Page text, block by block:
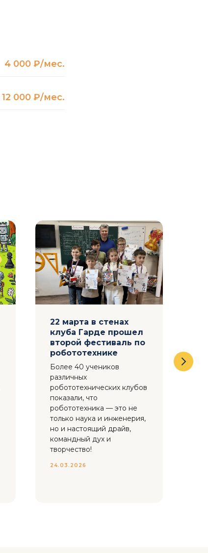
4 000 ₽/мес.
12 000 ₽/мес.
22 марта в стенах
клуба Гарде прошел
второй фестиваль по
робототехнике
Более 40 учеников
различных
робототехнических клубов
показали, что
робототехника — это не
только наука и инженерия,
но и настоящий драйв,
командный дух и
творчество!
24.03.2026